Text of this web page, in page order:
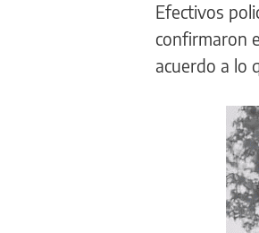
Efectivos
confirmaron
acuerdo a lo